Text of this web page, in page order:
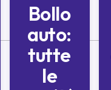
Novità
normative
Bollo
auto:
tutte
le